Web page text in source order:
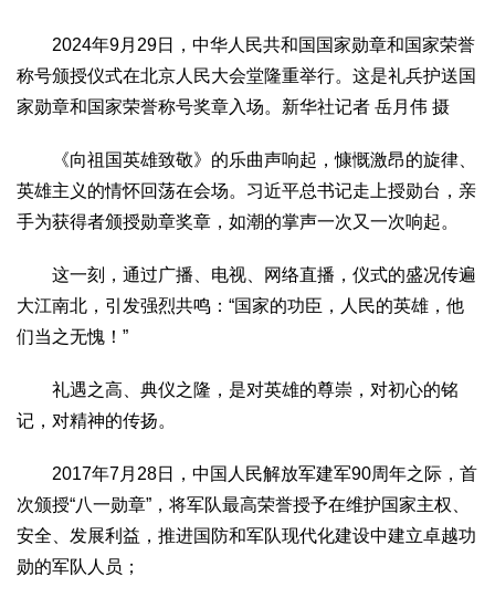
2024年9月29日，中华人民共和国国家勋章和国家荣誉
称号颁授仪式在北京人民大会堂隆重举行。这是礼兵护送国
家勋章和国家荣誉称号奖章入场。新华社记者 岳月伟 摄
《向祖国英雄致敬》的乐曲声响起，慷慨激昂的旋律、
英雄主义的情怀回荡在会场。习近平总书记走上授勋台，亲
手为获得者颁授勋章奖章，如潮的掌声一次又一次响起。
这一刻，通过广播、电视、网络直播，仪式的盛况传遍
大江南北，引发强烈共鸣：“国家的功臣，人民的英雄，他
们当之无愧！”
礼遇之高、典仪之隆，是对英雄的尊崇，对初心的铭
记，对精神的传扬。
2017年7月28日，中国人民解放军建军90周年之际，首
次颁授“八一勋章”，将军队最高荣誉授予在维护国家主权、
安全、发展利益，推进国防和军队现代化建设中建立卓越功
勋的军队人员；